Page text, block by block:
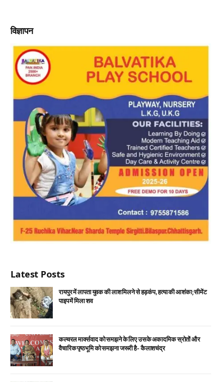
विज्ञापन
Latest Posts
रायपुर में लापता युवक की लाश मिलने से हड़कंप, हत्या की आशंका; सीमेंट
पाइप में मिला शव
कल्चरल मार्क्सवाद को समझने के लिए उसके अकादमिक स्रोतों और
वैचारिक पृष्ठभूमि को समझना जरूरी है- कैलाशचंद्र